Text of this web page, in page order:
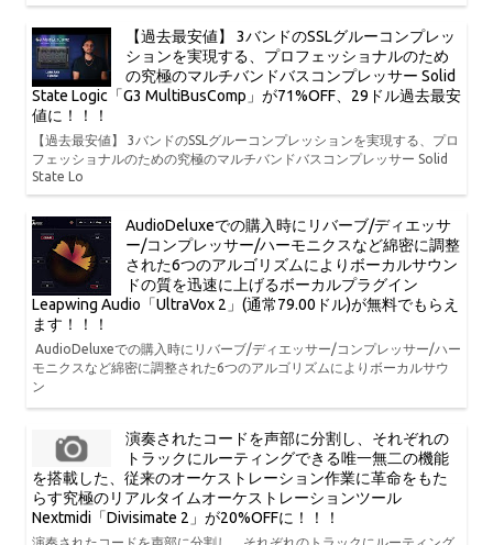
【過去最安値】 3バンドのSSLグルーコンプレッ
ションを実現する、プロフェッショナルのため
の究極のマルチバンドバスコンプレッサー Solid
State Logic「G3 MultiBusComp」が71%OFF、29ドル過去最安
値に！！！
【過去最安値】 3バンドのSSLグルーコンプレッションを実現する、プロ
フェッショナルのための究極のマルチバンドバスコンプレッサー Solid
State Lo
AudioDeluxeでの購入時にリバーブ/ディエッサ
ー/コンプレッサー/ハーモニクスなど綿密に調整
された6つのアルゴリズムによりボーカルサウン
ドの質を迅速に上げるボーカルプラグイン
Leapwing Audio「UltraVox 2」(通常79.00ドル)が無料でもらえ
ます！！！
AudioDeluxeでの購入時にリバーブ/ディエッサー/コンプレッサー/ハー
モニクスなど綿密に調整された6つのアルゴリズムによりボーカルサウ
ン
演奏されたコードを声部に分割し、それぞれの
トラックにルーティングできる唯一無二の機能
を搭載した、従来のオーケストレーション作業に革命をもた
らす究極のリアルタイムオーケストレーションツール
Nextmidi「Divisimate 2」が20%OFFに！！！